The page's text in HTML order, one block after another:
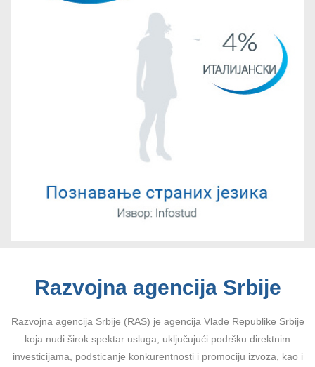
Razvojna agencija Srbije
Razvojna agencija Srbije (RAS) je agencija Vlade Republike Srbije
koja nudi širok spektar usluga, uključujući podršku direktnim
investicijama, podsticanje konkurentnosti i promociju izvoza, kao i